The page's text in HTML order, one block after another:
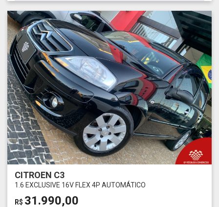
CITROEN C3
1.6 EXCLUSIVE 16V FLEX 4P AUTOMÁTICO
R$ 31.990,00